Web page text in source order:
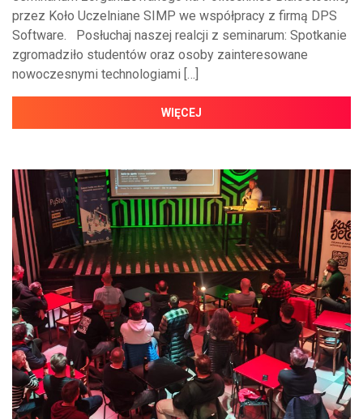
przez Koło Uczelniane SIMP we współpracy z firmą DPS
Software. Posłuchaj naszej realcji z seminarum: Spotkanie
zgromadziło studentów oraz osoby zainteresowane
nowoczesnymi technologiami […]
WIĘCEJ